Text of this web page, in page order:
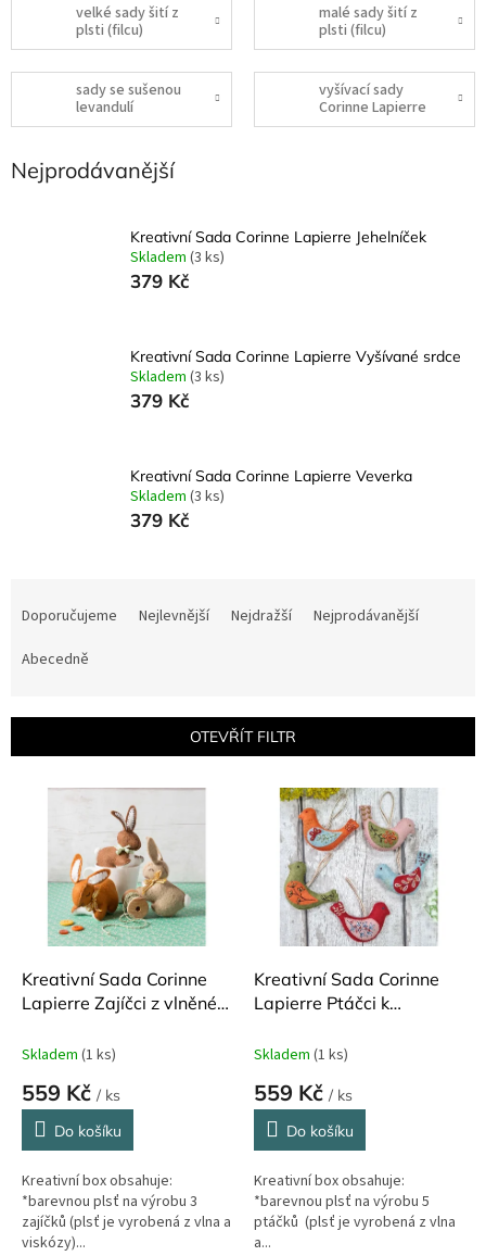
velké sady šití z
plsti (filcu)
malé sady šití z
plsti (filcu)
sady se sušenou
levandulí
vyšívací sady
Corinne Lapierre
Nejprodávanější
Kreativní Sada Corinne Lapierre Jehelníček
Skladem (3 ks)
379 Kč
Kreativní Sada Corinne Lapierre Vyšívané srdce
Skladem (3 ks)
379 Kč
Kreativní Sada Corinne Lapierre Veverka
Skladem (3 ks)
379 Kč
a
r
Doporučujeme Nejlevnější Nejdražší
Nejprodávanější
Abecedně
OTEVŘÍT FILTR
Kreativní Sada Corinne
Lapierre Zajíčci z vlněné
Skladem (1 ks)
559 Kč / ks
Do košíku
Kreativní box obsahuje:
*barevnou plsť na výrobu 3
zajíčků (plsť je vyrobená z vlna a
viskózy)...
Kreativní Sada Corinne
Lapierre Ptáčci k
Skladem (1 ks)
559 Kč / ks
Do košíku
Kreativní box obsahuje:
*barevnou plsť na výrobu 5
ptáčků (plsť je vyrobená z vlna
a...